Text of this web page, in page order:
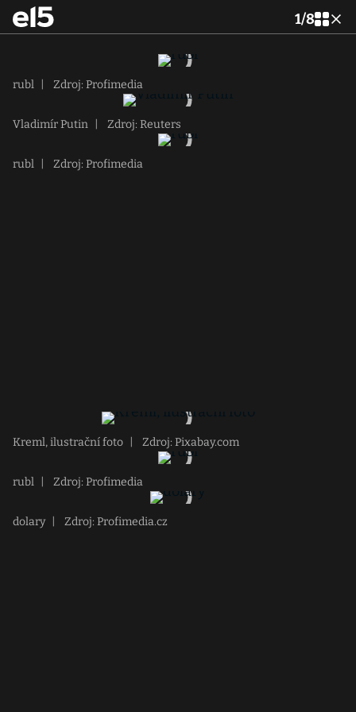
1/8
rubl Zdroj: Profimedia
Vladimír Putin Zdroj: Reuters
rubl Zdroj: Profimedia
Kreml, ilustrační foto Zdroj: Pixabay.com
rubl Zdroj: Profimedia
dolary Zdroj: Profimedia.cz